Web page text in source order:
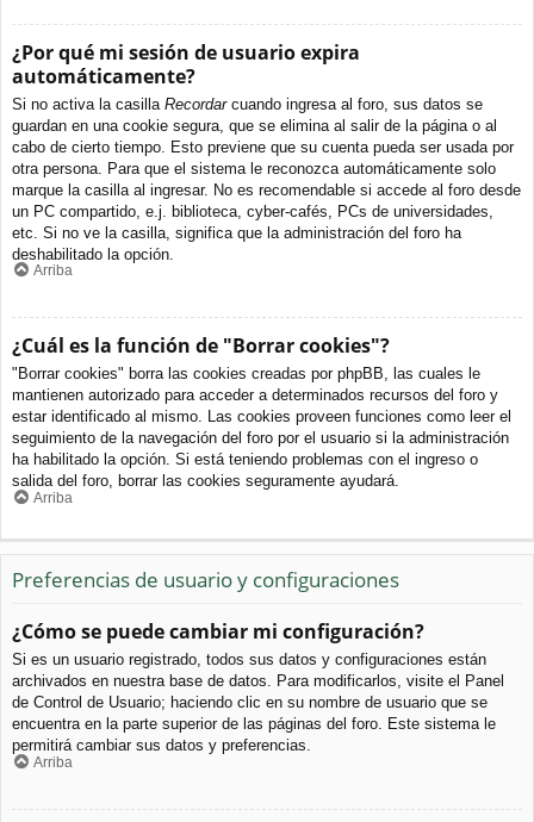
¿Por qué mi sesión de usuario expira
automáticamente?
Si no activa la casilla Recordarcuando ingresa al foro, sus datos se
guardan en una cookie segura, que se elimina al salir de la página o al
cabo de cierto tiempo. Esto previene que su cuenta pueda ser usada por
otra persona. Para que el sistema le reconozca automáticamente solo
marque la casilla al ingresar. No es recomendable si accede al foro desde
un PC compartido, e.j. biblioteca, cyber-cafés, PCs de universidades,
etc. Si no ve la casilla, significa que la administración del foro ha
deshabilitado la opción.
Arriba
¿Cuál es la función de "Borrar cookies"?
"Borrar cookies" borra las cookies creadas por phpBB, las cuales le
mantienen autorizado para acceder a determinados recursos del foro y
estar identificado al mismo. Las cookies proveen funciones como leer el
seguimiento de la navegación del foro por el usuario si la administración
ha habilitado la opción. Si está teniendo problemas con el ingreso o
salida del foro, borrar las cookies seguramente ayudará.
Arriba
Preferencias de usuario y configuraciones
¿Cómo se puede cambiar mi configuración?
Si es un usuario registrado, todos sus datos y configuraciones están
archivados en nuestra base de datos. Para modificarlos, visite el Panel
de Control de Usuario; haciendo clic en su nombre de usuario que se
encuentra en la parte superior de las páginas del foro. Este sistema le
permitirá cambiar sus datos y preferencias.
Arriba